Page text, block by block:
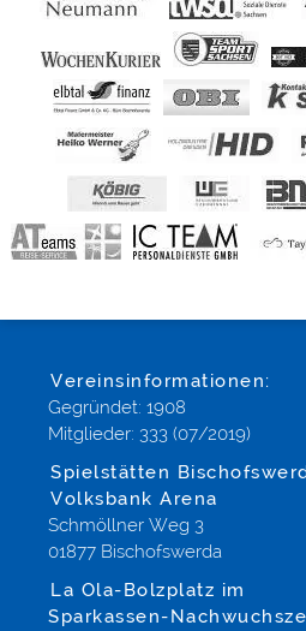
Vereinsinformationen:
Gegründet: 1908
Mitglieder: 333 (07/2019)
Spielstätten
Volksbank Arena
Schmöllner Weg 3
01877 Bischofswerda
La Ola-Bolzplatz im
Sparkassen-